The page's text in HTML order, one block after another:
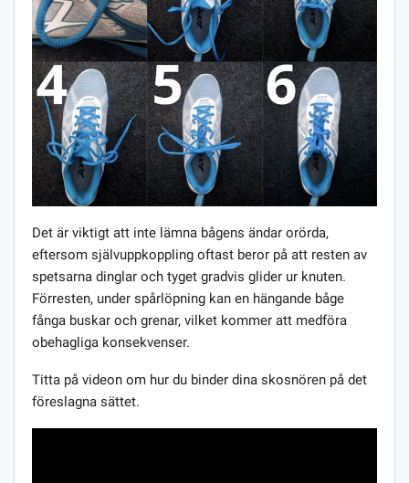
Det är viktigt att inte lämna bågens ändar orörda,
eftersom självuppkoppling oftast beror på att resten av
spetsarna dinglar och tyget gradvis glider ur knuten.
Förresten, under spårlöpning kan en hängande båge
fånga buskar och grenar, vilket kommer att medföra
obehagliga konsekvenser.
Titta på videon om hur du binder dina skosnören på det
föreslagna sättet.